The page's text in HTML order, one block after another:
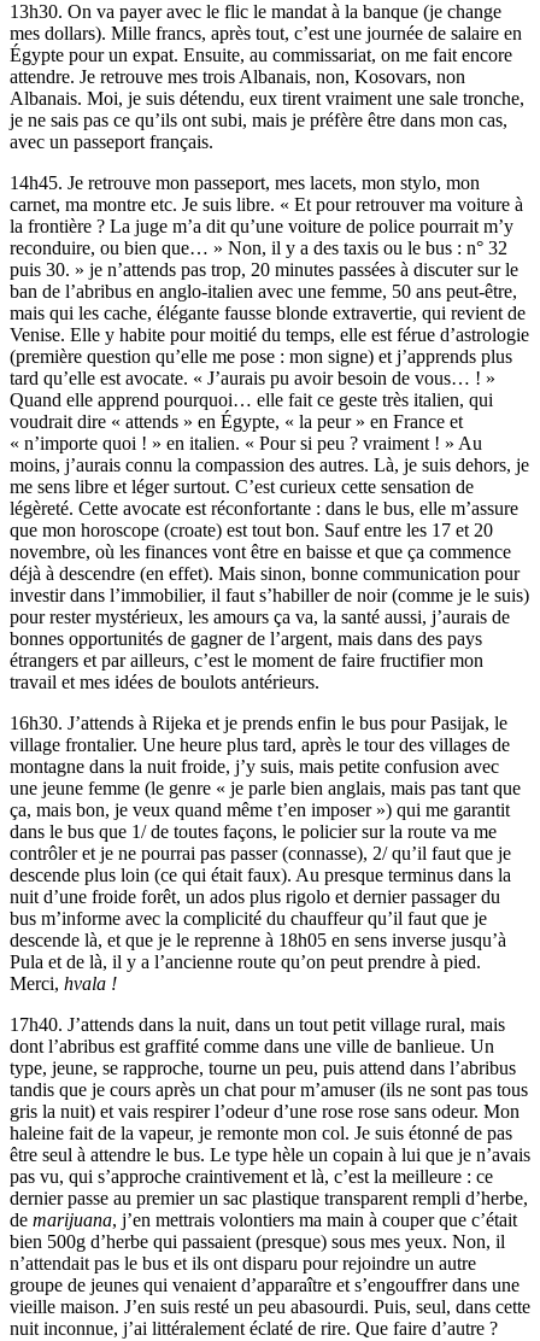
13h30. On va payer avec le flic le mandat à la banque (je change
mes dollars). Mille francs, après tout, c’est une journée de salaire en
Égypte pour un expat. Ensuite, au commissariat, on me fait encore
attendre. Je retrouve mes trois Albanais, non, Kosovars, non
Albanais. Moi, je suis détendu, eux tirent vraiment une sale tronche,
je ne sais pas ce qu’ils ont subi, mais je préfère être dans mon cas,
avec un passeport français.
14h45. Je retrouve mon passeport, mes lacets, mon stylo, mon
carnet, ma montre etc. Je suis libre. « Et pour retrouver ma voiture à
la frontière ? La juge m’a dit qu’une voiture de police pourrait m’y
reconduire, ou bien que… » Non, il y a des taxis ou le bus : n° 32
puis 30. » je n’attends pas trop, 20 minutes passées à discuter sur le
ban de l’abribus en anglo-italien avec une femme, 50 ans peut-être,
mais qui les cache, élégante fausse blonde extravertie, qui revient de
Venise. Elle y habite pour moitié du temps, elle est férue d’astrologie
(première question qu’elle me pose : mon signe) et j’apprends plus
tard qu’elle est avocate. « J’aurais pu avoir besoin de vous… ! »
Quand elle apprend pourquoi… elle fait ce geste très italien, qui
voudrait dire « attends » en Égypte, « la peur » en France et
« n’importe quoi ! » en italien. « Pour si peu ? vraiment ! » Au
moins, j’aurais connu la compassion des autres. Là, je suis dehors, je
me sens libre et léger surtout. C’est curieux cette sensation de
légèreté. Cette avocate est réconfortante : dans le bus, elle m’assure
que mon horoscope (croate) est tout bon. Sauf entre les 17 et 20
novembre, où les finances vont être en baisse et que ça commence
déjà à descendre (en effet). Mais sinon, bonne communication pour
investir dans l’immobilier, il faut s’habiller de noir (comme je le suis)
pour rester mystérieux, les amours ça va, la santé aussi, j’aurais de
bonnes opportunités de gagner de l’argent, mais dans des pays
étrangers et par ailleurs, c’est le moment de faire fructifier mon
travail et mes idées de boulots antérieurs.
16h30. J’attends à Rijeka et je prends enfin le bus pour Pasijak, le
village frontalier. Une heure plus tard, après le tour des villages de
montagne dans la nuit froide, j’y suis, mais petite confusion avec
une jeune femme (le genre « je parle bien anglais, mais pas tant que
ça, mais bon, je veux quand même t’en imposer ») qui me garantit
dans le bus que 1/ de toutes façons, le policier sur la route va me
contrôler et je ne pourrai pas passer (connasse), 2/ qu’il faut que je
descende plus loin (ce qui était faux). Au presque terminus dans la
nuit d’une froide forêt, un ados plus rigolo et dernier passager du
bus m’informe avec la complicité du chauffeur qu’il faut que je
descende là, et que je le reprenne à 18h05 en sens inverse jusqu’à
Pula et de là, il y a l’ancienne route qu’on peut prendre à pied.
Merci, hvala !
17h40. J’attends dans la nuit, dans un tout petit village rural, mais
dont l’abribus est graffité comme dans une ville de banlieue. Un
type, jeune, se rapproche, tourne un peu, puis attend dans l’abribus
tandis que je cours après un chat pour m’amuser (ils ne sont pas tous
gris la nuit) et vais respirer l’odeur d’une rose rose sans odeur. Mon
haleine fait de la vapeur, je remonte mon col. Je suis étonné de pas
être seul à attendre le bus. Le type hèle un copain à lui que je n’avais
pas vu, qui s’approche craintivement et là, c’est la meilleure : ce
dernier passe au premier un sac plastique transparent rempli d’herbe,
de marijuana, j’en mettrais volontiers ma main à couper que c’était
bien 500g d’herbe qui passaient (presque) sous mes yeux. Non, il
n’attendait pas le bus et ils ont disparu pour rejoindre un autre
groupe de jeunes qui venaient d’apparaître et s’engouffrer dans une
vieille maison. J’en suis resté un peu abasourdi. Puis, seul, dans cette
nuit inconnue, j’ai littéralement éclaté de rire. Que faire d’autre ?